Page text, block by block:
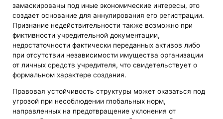
замаскированы под иные экономические интересы, это
создает основание для аннулирования его регистрации.
Признание недействительности также возможно при
фиктивности учредительной документации,
недостаточности фактически переданных активов либо
при отсутствии независимости имущества организации
от личных средств учредителя, что свидетельствует о
формальном характере создания.
Правовая устойчивость структуры может оказаться под
угрозой при несоблюдении глобальных норм,
направленных на предотвращение уклонения от